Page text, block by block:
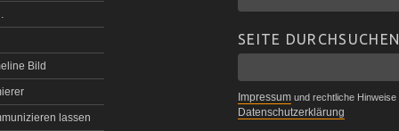
Bild
lassen
SEITE DURCHSUCHEN
Impressum und rechtliche Hinweise
Datenschutzerklärung